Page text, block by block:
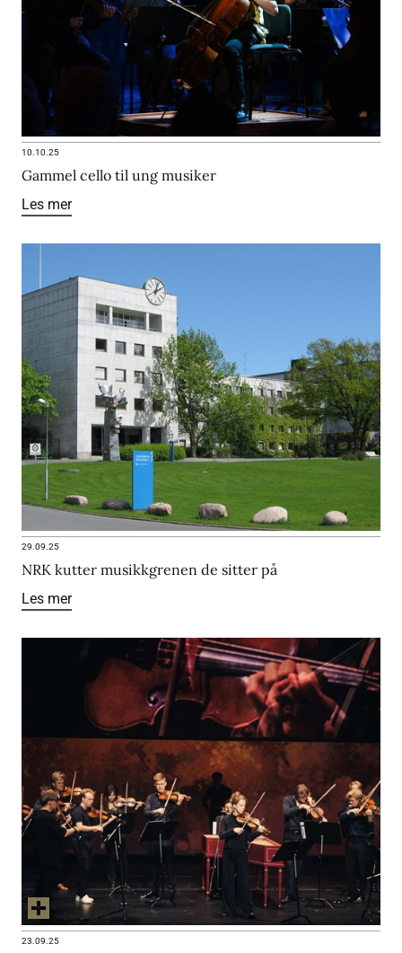
10.10.25
Gammel cello til ung musiker
Les mer
29.09.25
NRK kutter musikkgrenen de sitter på
Les mer
23.09.25